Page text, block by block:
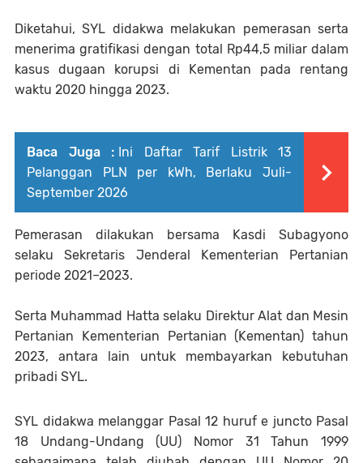
Diketahui, SYL didakwa melakukan pemerasan serta
menerima gratifikasi dengan total Rp44,5 miliar dalam
kasus dugaan korupsi di Kementan pada rentang
waktu 2020 hingga 2023.
Baca Juga : Ini Daftar Tarif Listrik 13
Pelanggan PLN per kWh, Berlaku Juli-
September 2026
Pemerasan dilakukan bersama Kasdi Subagyono
selaku Sekretaris Jenderal Kementerian Pertanian
periode 2021–2023.
Serta Muhammad Hatta selaku Direktur Alat dan Mesin
Pertanian Kementerian Pertanian (Kementan) tahun
2023, antara lain untuk membayarkan kebutuhan
pribadi SYL.
SYL didakwa melanggar Pasal 12 huruf e juncto Pasal
18 Undang-Undang (UU) Nomor 31 Tahun 1999